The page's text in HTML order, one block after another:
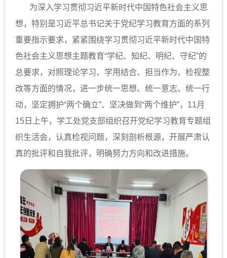
为深入学习贯彻习近平新时代中国特色社会主义思
想，特别是习近平总书记关于党纪学习教育方面的系列
重要指示要求，紧紧围绕学习贯彻习近平新时代中国特
色社会主义思想主题教育“学纪、知纪、明纪、守纪”的
总要求，对照理论学习、学用结合、担当作为、检视整
改等方面的情况，进一步统一思想、统一意志、统一行
动，坚定拥护“两个确立”、坚决做到“两个维护”，11月
15日上午，学工处党支部组织召开党纪学习教育专题组
织生活会，认真检视问题，深刻剖析根源，开展严肃认
真的批评和自我批评，明确努力方向和改进措施。